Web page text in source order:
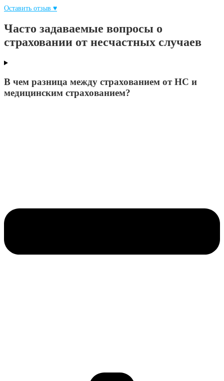
Оставить отзыв ♥
Часто задаваемые вопросы о
страховании от несчастных случаев
В чем разница между страхованием от НС и
медицинским страхованием?